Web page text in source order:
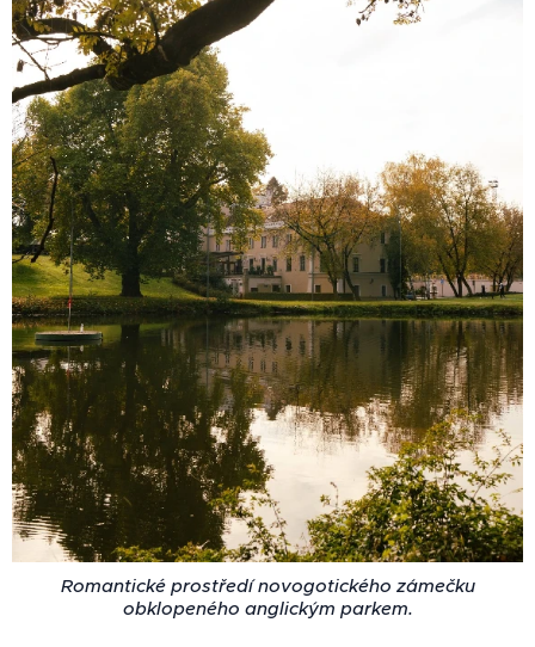
Romantické prostředí novogotického zámečku
obklopeného anglickým parkem.